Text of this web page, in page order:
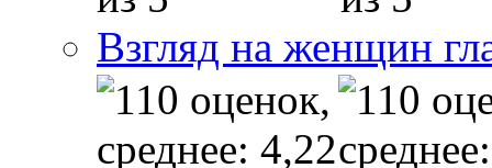
Взгляд на женщин